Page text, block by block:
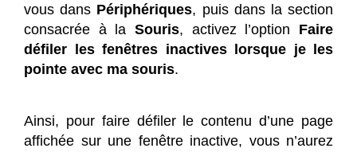
vous dans Périphériques, puis dans la section
consacrée à la Souris, activez l’option Faire
défiler les fenêtres inactives lorsque je les
pointe avec ma souris.
Ainsi, pour faire défiler le contenu d’une page
affichée sur une fenêtre inactive, vous n’aurez